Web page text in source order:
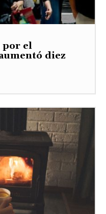
por el
diez